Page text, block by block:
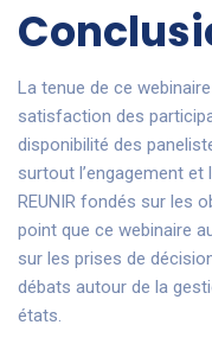
La tenue de ce
satisfaction des
disponibilité des
surtout l’engagement
REUNIR fondés sur les
point que ce webinaire
sur les prises de
débats autour de la
états.